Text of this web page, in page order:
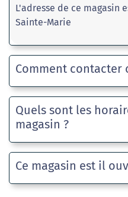
L'adresse de ce magasin
Sainte-Marie
Comment contacter
Quels sont les
magasin ?
Ce magasin est il